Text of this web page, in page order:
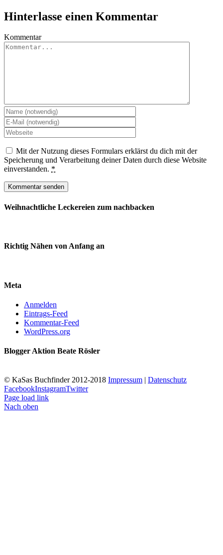
Hinterlasse einen Kommentar
Kommentar
Mit der Nutzung dieses Formulars erklärst du dich mit der
Speicherung und Verarbeitung deiner Daten durch diese Website
einverstanden. *
Weihnachtliche Leckereien zum nachbacken
Richtig Nähen von Anfang an
Meta
Anmelden
Eintrags-Feed
Kommentar-Feed
WordPress.org
Blogger Aktion Beate Rösler
© KaSas Buchfinder 2012-2018 Impressum | Datenschutz
FacebookInstagramTwitter
Page load link
Nach oben